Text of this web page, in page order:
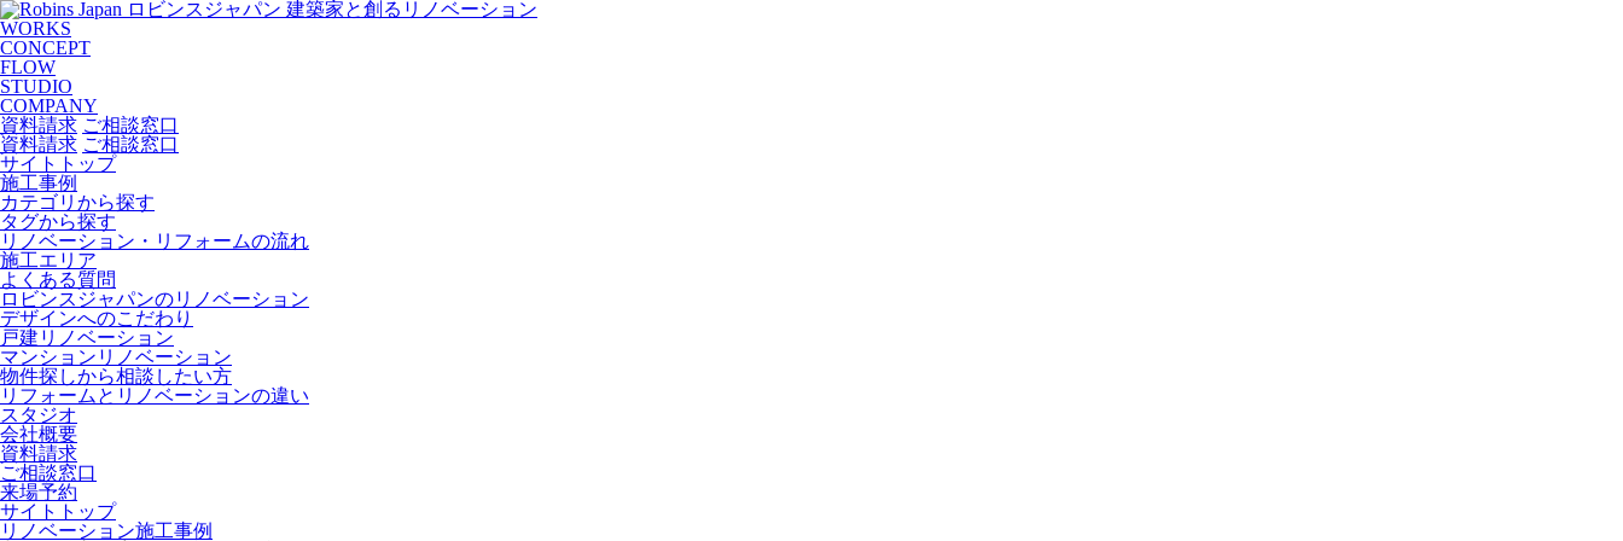
ロビンスジャパン 建築家と創るリノベーション
WORKS
CONCEPT
FLOW
STUDIO
COMPANY
資料請求 ご相談窓口
資料請求 ご相談窓口
サイトトップ
施工事例
カテゴリから探す
タグから探す
リノベーション・リフォームの流れ
施工エリア
よくある質問
ロビンスジャパンのリノベーション
デザインへのこだわり
戸建リノベーション
マンションリノベーション
物件探しから相談したい方
リフォームとリノベーションの違い
スタジオ
会社概要
資料請求
ご相談窓口
来場予約
サイトトップ
リノベーション施工事例